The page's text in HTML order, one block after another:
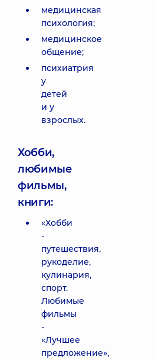
медицинская
психология;
медицинское
общение;
психиатрия
у
детей
и у
взрослых.
Хобби,
любимые
фильмы,
книги:
«Хобби
-
путешествия,
рукоделие,
кулинария,
спорт.
Любимые
фильмы
-
«Лучшее
предложение»,